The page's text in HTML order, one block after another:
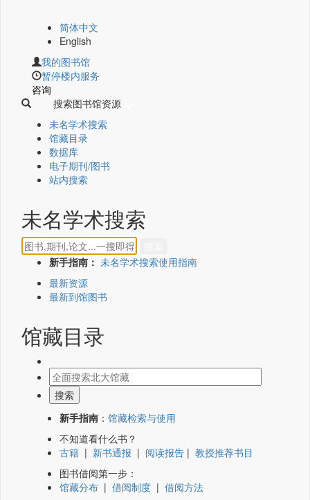
简体中文
English
我的图书馆
暂停楼内服务
咨询
搜索图书馆资源
未名学术搜索
馆藏目录
数据库
电子期刊/图书
站内搜索
未名学术搜索
新手指南： 未名学术搜索使用指南
最新资源
最新到馆图书
馆藏目录
新手指南 ： 馆藏检索与使用
不知道看什么书？
古籍 | 新书通报 | 阅读报告 | 教授推荐书目
图书借阅第一步：
馆藏分布 | 借阅制度 | 借阅方法